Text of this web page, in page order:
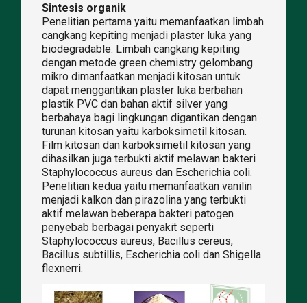
Sintesis organik
Penelitian pertama yaitu memanfaatkan limbah
cangkang kepiting menjadi plaster luka yang
biodegradable. Limbah cangkang kepiting
dengan metode green chemistry gelombang
mikro dimanfaatkan menjadi kitosan untuk
dapat menggantikan plaster luka berbahan
plastik PVC dan bahan aktif silver yang
berbahaya bagi lingkungan digantikan dengan
turunan kitosan yaitu karboksimetil kitosan.
Film kitosan dan karboksimetil kitosan yang
dihasilkan juga terbukti aktif melawan bakteri
Staphylococcus aureus dan Escherichia coli.
Penelitian kedua yaitu memanfaatkan vanilin
menjadi kalkon dan pirazolina yang terbukti
aktif melawan beberapa bakteri patogen
penyebab berbagai penyakit seperti
Staphylococcus aureus, Bacillus cereus,
Bacillus subtillis, Escherichia coli dan Shigella
flexnerri.